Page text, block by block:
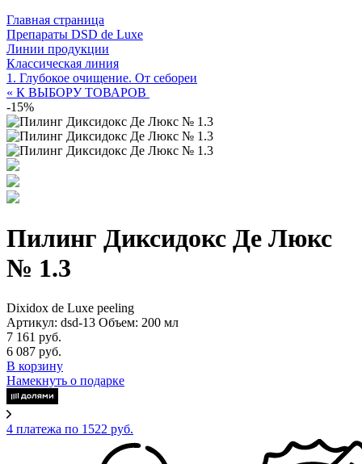
Главная страница
Препараты DSD de Luxe
Линии продукции
Классическая линия
1. Глубокое очищение. От себореи
« К ВЫБОРУ ТОВАРОВ
-15%
Пилинг Диксидокс Де Люкс
№ 1.3
Dixidox de Luxe peeling
Артикул: dsd-13 Объем: 200 мл
7 161 руб.
6 087 руб.
В корзину
Намекнуть о подарке
4 платежа по 1522 руб.